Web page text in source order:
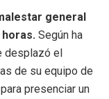
general
Según ha
desplazó el
de su equipo de
para presenciar un